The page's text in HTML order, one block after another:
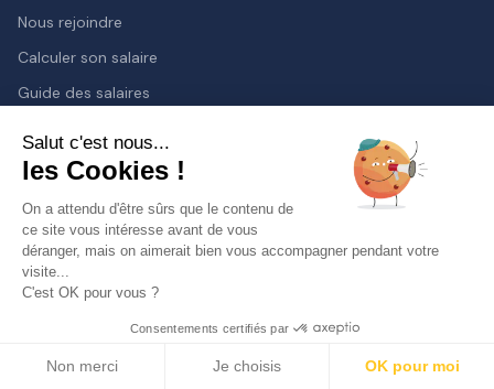
Nous rejoindre
Calculer son salaire
Guide des salaires
Blog
Espace Presse
Top langages de programmation
SOLUTIONS
Recruter en CDI
Trouver un FREELANCE
Management de transition IT
Salut c'est nous...
les Cookies !
On a attendu d'être sûrs que le contenu de
ce site vous intéresse avant de vous
déranger, mais on aimerait bien vous accompagner pendant votre
visite...
C'est OK pour vous ?
Consentements certifiés par
Non merci Je choisis OK pour moi